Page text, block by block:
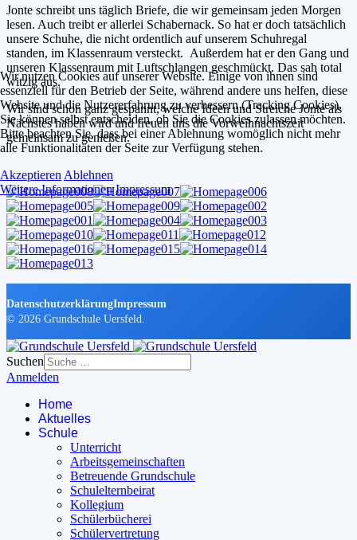
Jonte schreibt uns täglich Briefe, die wir gemeinsam jeden Morgen
lesen. Auch treibt er allerlei Schabernack. So hat er doch tatsächlich
unsere Schuhe, die nicht ordentlich auf unserem Schuhregal
standen, im Klassenraum versteckt. Außerdem hat er den Gang und
unseren Klassenraum mit Luftschlangen geschmückt. Das sah total
witzig aus.
Wir sind schon ganz gespannt, welche Ideen und Streiche Jonte als
Nächstes haben wird und freuen uns die Vorweihnachtszeit
gemeinsam zu genießen.
DatenschutzerklärungImpressum
© 2026 Grundschule Uersfeld.
Suchen
Anmelden
Home
Aktuelles
Schule
Unterricht
Arbeitsgemeinschaften
Betreuende Grundschule
Schulelternbeirat
Kollegium
Schülerbücherei
Schülervertretung
Wir nutzen Cookies auf unserer Website. Einige von ihnen sind
essenziell für den Betrieb der Seite, während andere uns helfen, diese
Website und die Nutzererfahrung zu verbessern (Tracking Cookies).
Sie können selbst entscheiden, ob Sie die Cookies zulassen möchten.
Bitte beachten Sie, dass bei einer Ablehnung womöglich nicht mehr
alle Funktionalitäten der Seite zur Verfügung stehen.
Akzeptieren Ablehnen
Weitere Informationen Impressum